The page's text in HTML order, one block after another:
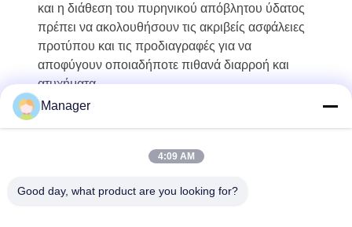
και η διάθεση του πυρηνικού απόβλητου ύδατος
πρέπει να ακολουθήσουν τις ακριβείς ασφάλειες
προτύπου και τις προδιαγραφές για να
αποφύγουν οποιαδήποτε πιθανά διαρροή και
ατυχήματα.
Manager
4:09 AM
Good day, what product are you looking for?